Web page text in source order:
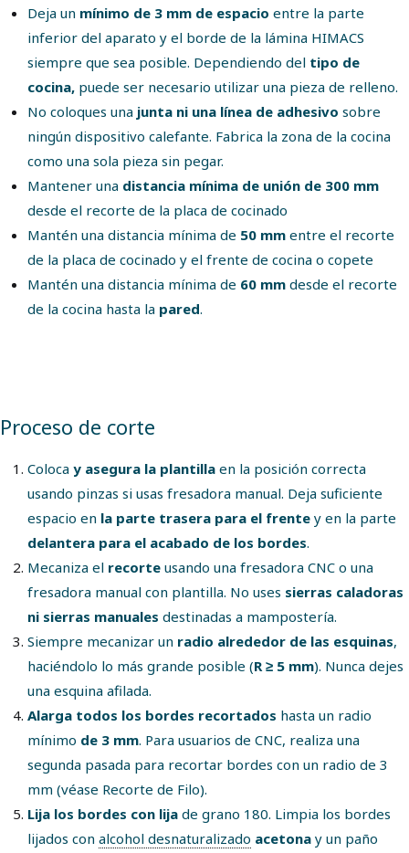
Deja un mínimo de 3 mm de espacio entre la parte
inferior del aparato y el borde de la lámina HIMACS
siempre que sea posible. Dependiendo del tipo de
cocina, puede ser necesario utilizar una pieza de relleno.
No coloques una junta ni una línea de adhesivo sobre
ningún dispositivo calefante. Fabrica la zona de la cocina
como una sola pieza sin pegar.
Mantener una distancia mínima de unión de 300 mm
desde el recorte de la placa de cocinado
Mantén una distancia mínima de 50 mm entre el recorte
de la placa de cocinado y el frente de cocina o copete
Mantén una distancia mínima de 60 mm desde el recorte
de la cocina hasta la pared.
Proceso de corte
Coloca y asegura la plantilla en la posición correcta
usando pinzas si usas fresadora manual. Deja suficiente
espacio en la parte trasera para el frente y en la parte
delantera para el acabado de los bordes.
Mecaniza el recorte usando una fresadora CNC o una
fresadora manual con plantilla. No uses sierras caladoras
ni sierras manuales destinadas a mampostería.
Siempre mecanizar un radio alrededor de las esquinas,
haciéndolo lo más grande posible (R ≥ 5 mm). Nunca dejes
una esquina afilada.
Alarga todos los bordes recortados hasta un radio
mínimo de 3 mm. Para usuarios de CNC, realiza una
segunda pasada para recortar bordes con un radio de 3
mm (véase Recorte de Filo).
Lija los bordes con lija de grano 180. Limpia los bordes
lijados con alcohol desnaturalizado acetona y un paño